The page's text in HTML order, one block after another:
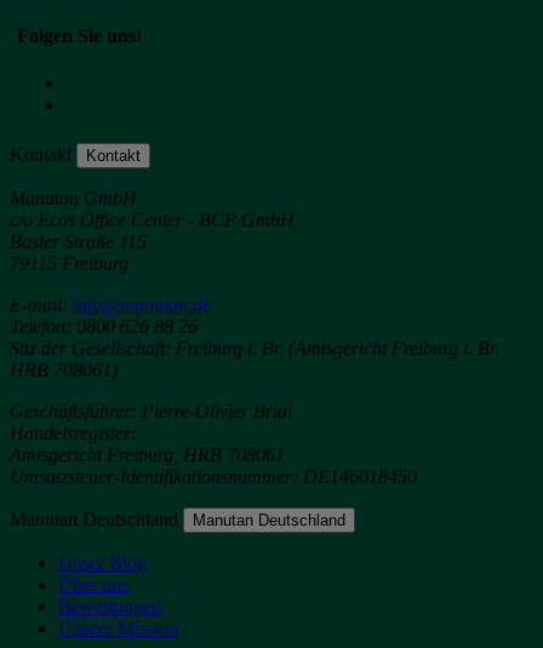
Folgen Sie uns!
Kontakt Kontakt
Manutan GmbH
c/o Ecos Office Center - BCF GmbH
Basler Straße 115
79115 Freiburg
E-mail: info@manutan.de
Telefon: 0800 626 88 26
Sitz der Gesellschaft: Freiburg i. Br. (Amtsgericht Freiburg i. Br.
HRB 708061)
Geschäftsführer: Pierre-Olivier Brial
Handelsregister:
Amtsgericht Freiburg, HRB 708061
Umsatzsteuer-Identifikationsnummer: DE146018450
Manutan Deutschland Manutan Deutschland
Unser Blog
Über uns
Bewertungen
Unsere Mission